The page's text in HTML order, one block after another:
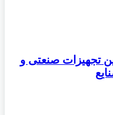
تجهیزات صنعتی و